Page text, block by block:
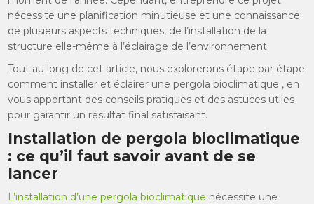
nécessite une planification minutieuse et une connaissance
de plusieurs aspects techniques, de l’installation de la
structure elle-même à l’éclairage de l’environnement.
Tout au long de cet article, nous explorerons étape par étape
comment installer et éclairer une pergola bioclimatique , en
vous apportant des conseils pratiques et des astuces utiles
pour garantir un résultat final satisfaisant.
Installation de pergola bioclimatique
: ce qu’il faut savoir avant de se
lancer
L’installation d’une pergola bioclimatique nécessite une